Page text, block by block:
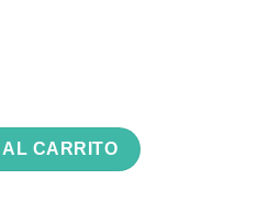
281L Blanca PHNT267BD2
CARRITO